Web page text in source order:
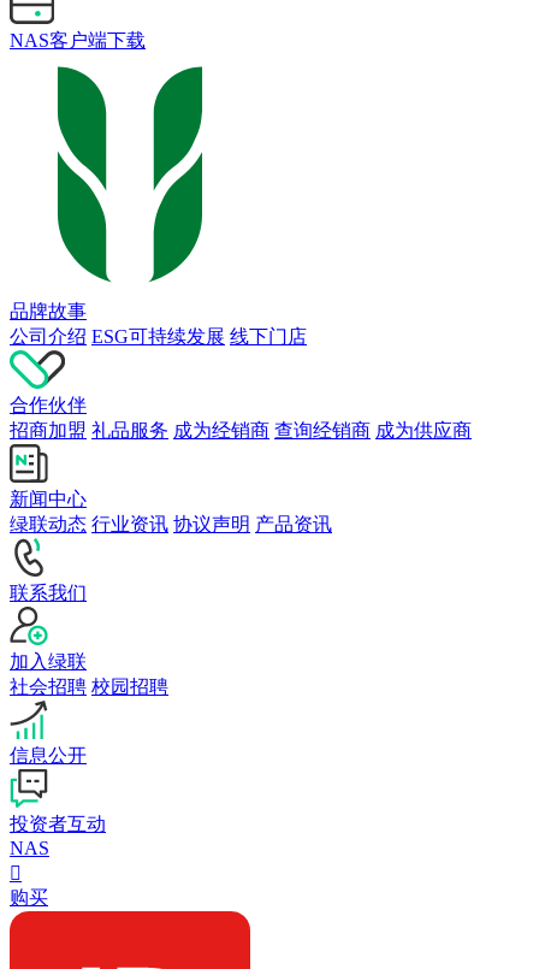
NAS客户端下载
品牌故事
公司介绍 ESG可持续发展 线下门店
合作伙伴
招商加盟 礼品服务 成为经销商 查询经销商 成为供应商
新闻中心
绿联动态 行业资讯 协议声明 产品资讯
联系我们
加入绿联
社会招聘 校园招聘
信息公开
投资者互动
NAS

购买